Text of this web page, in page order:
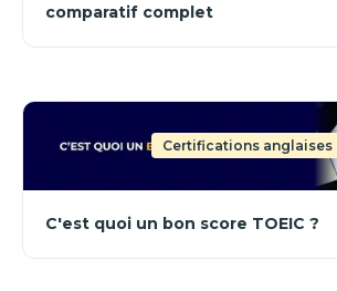
comparatif complet
Certifications anglaises
C'est quoi un bon score TOEIC ?